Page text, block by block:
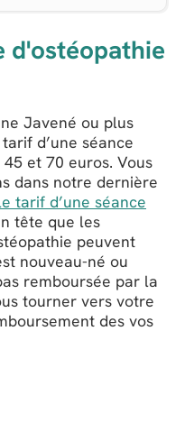
d'ostéopathie
Javené ou plus
d’une séance
et 70 euros. Vous
dans notre dernière
tarif d’une séance
tête que les
peuvent
nouveau-né ou
remboursée par la
tourner vers votre
des vos